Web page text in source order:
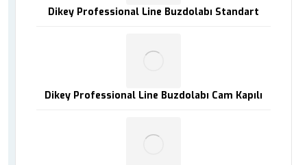
Dikey Professional Line Buzdolabı Standart
Dikey Professional Line Buzdolabı Cam Kapılı